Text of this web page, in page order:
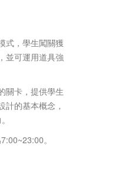
式，學生闖關獲
並可運用道具強
關卡，提供學生
計的基本概念，
。